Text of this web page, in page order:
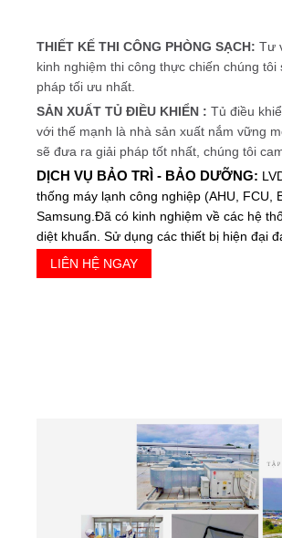
THIẾT KẾ THI CÔNG PHÒNG SẠCH:Tư
kinh nghiệm thi công thực chiến chúng
pháp tối ưu nhất.
SẢN XUẤT TỦ ĐIỀU KHIỂN :Tủ điều
với thế mạnh là nhà sản xuất nắm vững
sẽ đưa ra giải pháp tốt nhất, chúng tôi
DỊCH VỤ BẢO TRÌ - BẢO DƯỠNG:
thống máy lạnh công nghiệp (AHU, FCU,
Samsung.Đã có kinh nghiệm về các hệ
diệt khuẩn. Sử dụng các thiết bị hiện đại
LIÊN HỆ NGAY